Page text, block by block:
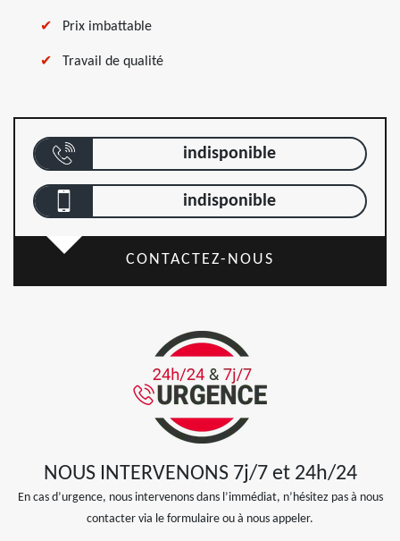
Prix imbattable
Travail de qualité
indisponible
indisponible
CONTACTEZ-NOUS
NOUS INTERVENONS 7j/7 et 24h/24
En cas d’urgence, nous intervenons dans l’immédiat, n’hésitez pas à nous
contacter via le formulaire ou à nous appeler.